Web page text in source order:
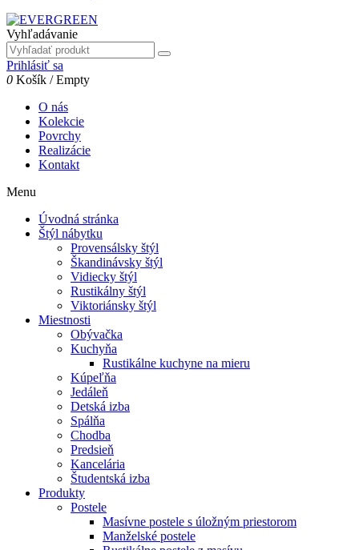
Vyhľadávanie
Prihlásiť sa
0 Košík /Empty
O nás
Kolekcie
Povrchy
Realizácie
Kontakt
Menu
Úvodná stránka
Štýl nábytku
Provensálsky štýl
Škandinávsky štýl
Vidiecky štýl
Rustikálny štýl
Viktoriánsky štýl
Miestnosti
Obývačka
Kuchyňa
Rustikálne kuchyne na mieru
Kúpeľňa
Jedáleň
Detská izba
Spálňa
Chodba
Predsieň
Kancelária
Študentská izba
Produkty
Postele
Masívne postele s úložným priestorom
Manželské postele